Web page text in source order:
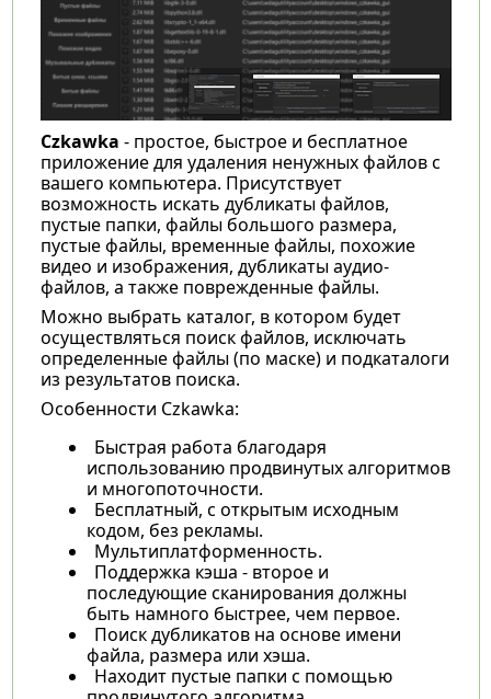
Czkawka - простое, быстрое и бесплатное
приложение для удаления ненужных файлов с
вашего компьютера. Присутствует
возможность искать дубликаты файлов,
пустые папки, файлы большого размера,
пустые файлы, временные файлы, похожие
видео и изображения, дубликаты аудио-
файлов, а также поврежденные файлы.
Можно выбрать каталог, в котором будет
осуществляться поиск файлов, исключать
определенные файлы (по маске) и подкаталоги
из результатов поиска.
Особенности Czkawka:
Быстрая работа благодаря
использованию продвинутых алгоритмов
и многопоточности.
Бесплатный, с открытым исходным
кодом, без рекламы.
Мультиплатформенность.
Поддержка кэша - второе и
последующие сканирования должны
быть намного быстрее, чем первое.
Поиск дубликатов на основе имени
файла, размера или хэша.
Находит пустые папки с помощью